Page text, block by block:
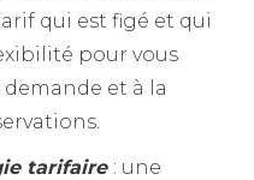
qui est figé et qui
pour vous
et à la
tarifaire : une